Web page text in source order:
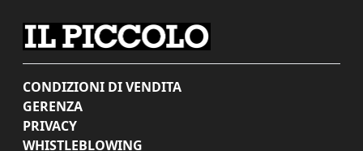
CONDIZIONI DI VENDITA
GERENZA
PRIVACY
WHISTLEBLOWING